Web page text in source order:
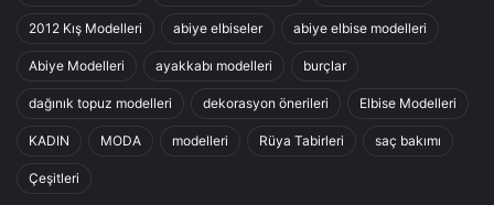
2012 Kış Modelleri abiye elbiseler abiye elbise modelleri
Abiye Modelleri ayakkabı modelleri burçlar
dağınık topuz modelleri dekorasyon önerileri Elbise Modelleri
KADIN MODA modelleri Rüya Tabirleri saç bakımı
Çeşitleri